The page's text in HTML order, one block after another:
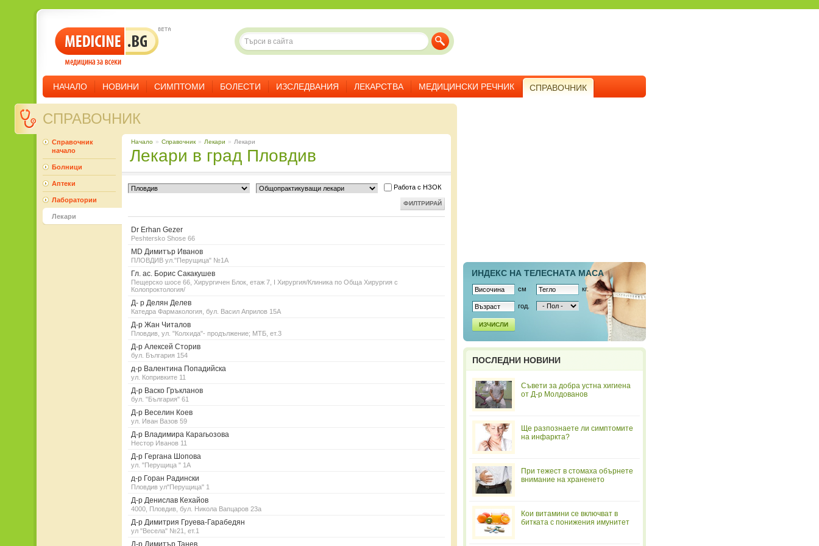
НАЧАЛО НОВИНИ СИМПТОМИ БОЛЕСТИ ИЗСЛЕДВАНИЯ ЛЕКАРСТВА МЕДИЦИНСКИ РЕЧНИК СПРАВОЧНИК
СПРАВОЧНИК
Начало » Справочник » Лекари » Лекари
Лекари в град Пловдив
Работа с НЗОК
ФИЛТРИРАЙ
Dr Erhan Gezer
Peshtersko Shose 66
MD Димитър Иванов
ПЛОВДИВ ул."Перущица" №1А
Гл. ас. Борис Сакакушев
Пещерско шосе 66, Хирургичен Блок, етаж 7, І Хирургия/Клиника по Обща Хирургия с
Колопроктология/
Д- р Делян Делев
Катедра Фармакология, бул. Васил Априлов 15А
Д-р Жан Читалов
Пловдив, ул. "Колхида"- продължение; МТБ, ет.3
Д-р Алексей Сторив
бул. България 154
д-р Валентина Попадийска
ул. Копривките 11
Д-р Васко Гръкланов
бул. "България" 61
Д-р Веселин Коев
ул. Иван Вазов 59
Д-р Владимира Карагьозова
Нестор Иванов 11
Д-р Гергана Шопова
ул. "Перущица " 1А
д-р Горан Радински
Пловдив ул"Перущица" 1
Д-р Денислав Кехайов
4000, Пловдив, бул. Никола Вапцаров 23а
Д-р Димитрия Груева-Гарабедян
ул "Весела" №21, ет.1
Д-р Димитър Танев
Справочник
начало
Болници
Аптеки
Лаборатории
Лекари
ИНДЕКС НА ТЕЛЕСНAТА МАСА
см кг.
год.
ИЗЧИСЛИ
ПОСЛЕДНИ НОВИНИ
Съвети за добра устна хигиена
от Д-р Молдованов
Ще разпознаете ли симптомите
на инфаркта?
При тежест в стомаха обърнете
внимание на храненето
Кои витамини се включват в
битката с понижения имунитет